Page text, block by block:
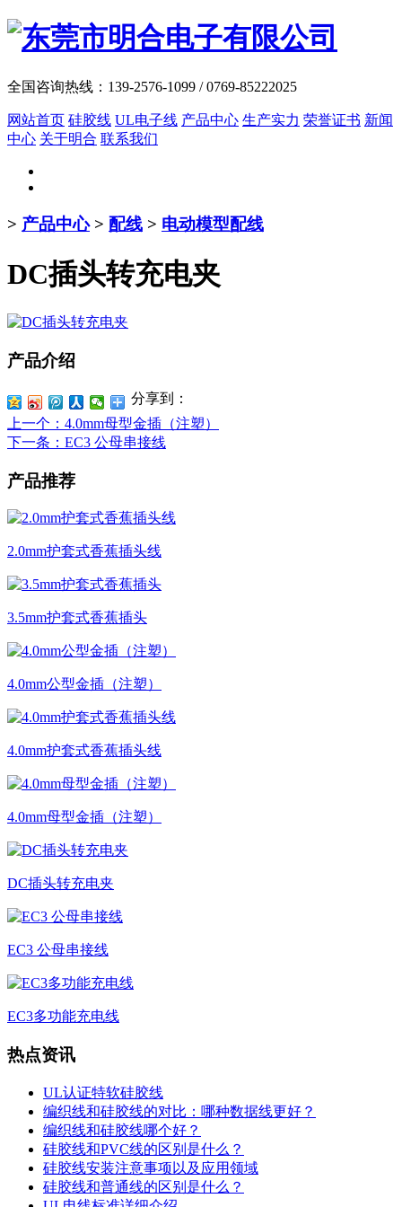
全国咨询热线： 139-2576-1099 / 0769-85222025
网站首页 硅胶线 UL电子线 产品中心 生产实力 荣誉证书 新闻
中心 关于明合 联系我们
> 产品中心> 配线 > 电动模型配线
DC插头转充电夹
产品介绍
分享到：
上一个 ：4.0mm母型金插（注塑）
下一条 ：EC3 公母串接线
产品推荐
2.0mm护套式香蕉插头线
3.5mm护套式香蕉插头
4.0mm公型金插（注塑）
4.0mm护套式香蕉插头线
4.0mm母型金插（注塑）
DC插头转充电夹
EC3 公母串接线
EC3多功能充电线
热点资讯
UL认证特软硅胶线
编织线和硅胶线的对比：哪种数据线更好？
编织线和硅胶线哪个好？
硅胶线和PVC线的区别是什么？
硅胶线安装注意事项以及应用领域
硅胶线和普通线的区别是什么？